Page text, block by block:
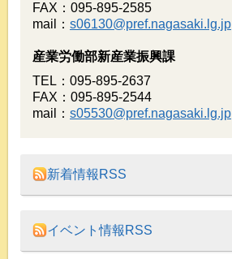
FAX：095-895-2585
mail： s06130@pref.nagasaki.lg.jp
産業労働部新産業振興課
TEL：095-895-2637
FAX：095-895-2544
mail： s05530@pref.nagasaki.lg.jp
新着情報RSS
イベント情報RSS